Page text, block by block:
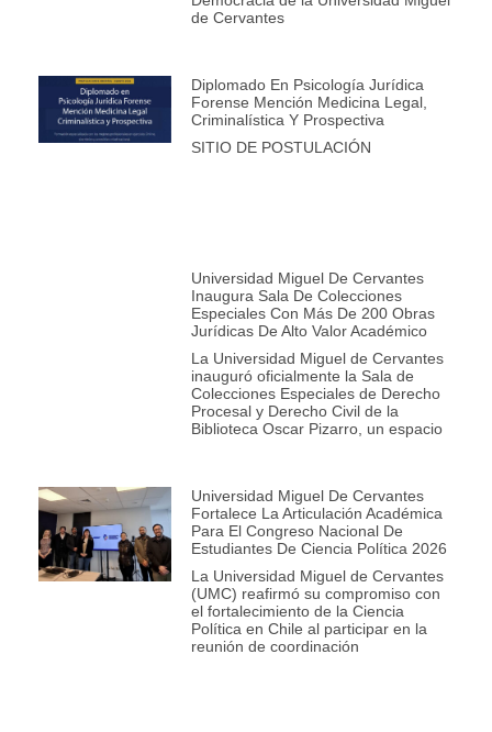
de Cervantes
Diplomado En Psicología Jurídica
Forense Mención Medicina Legal,
Criminalística Y Prospectiva
SITIO DE POSTULACIÓN
Universidad Miguel De Cervantes
Inaugura Sala De Colecciones
Especiales Con Más De 200 Obras
Jurídicas De Alto Valor Académico
La Universidad Miguel de Cervantes
inauguró oficialmente la Sala de
Colecciones Especiales de Derecho
Procesal y Derecho Civil de la
Biblioteca Oscar Pizarro, un espacio
Universidad Miguel De Cervantes
Fortalece La Articulación Académica
Para El Congreso Nacional De
Estudiantes De Ciencia Política 2026
La Universidad Miguel de Cervantes
(UMC) reafirmó su compromiso con
el fortalecimiento de la Ciencia
Política en Chile al participar en la
reunión de coordinación